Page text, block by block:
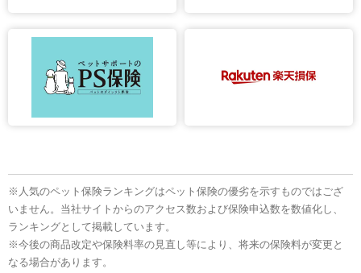
※人気のペット保険ランキングはペット保険の優劣を示すものではござ
いません。当社サイトからのアクセス数および保険申込数を数値化し、
ランキングとして掲載しています。
※今後の商品改定や保険料率の見直し等により、将来の保険料が変更と
なる場合があります。